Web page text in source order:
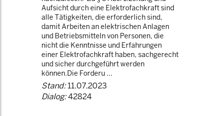
Aufsicht durch eine Elektrofachkraft sind
alle Tätigkeiten, die erforderlich sind,
damit Arbeiten an elektrischen Anlagen
und Betriebsmitteln von Personen, die
nicht die Kenntnisse und Erfahrungen
einer Elektrofachkraft haben, sachgerecht
und sicher durchgeführt werden
können.Die Forderu ...
Stand:11.07.2023
Dialog:42824